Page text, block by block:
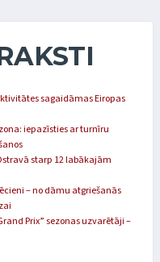
sagaidāmas Eiropas
iepazīsties ar turnīru
starp 12 labākajām
– no dāmu atgriešanās
Prix” sezonas uzvarētāji –